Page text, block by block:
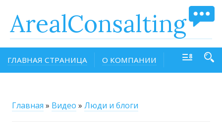
ArealConsalting
ГЛАВНАЯ СТРАНИЦА О КОМПАНИИ
Главная » Видео » Люди и блоги